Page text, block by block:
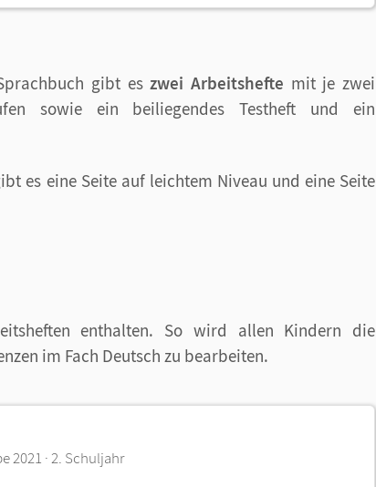
gibt eszwei Arbeitshefte mit je zwei
sowie ein beiliegendes Testheft und ein
es eine Seite auf leichtem Niveau und eine Seite
enthalten. So wird allen Kindern die
im Fach Deutsch zu bearbeiten.
2021 · 2. Schuljahr